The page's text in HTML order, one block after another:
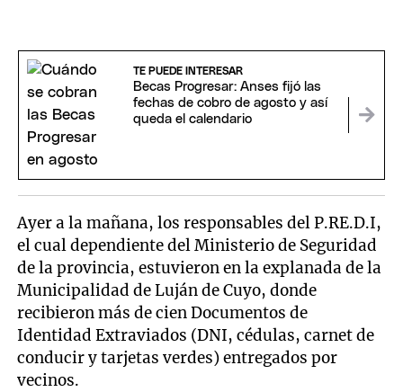
TE PUEDE INTERESAR
Becas Progresar: Anses fijó las
fechas de cobro de agosto y así
queda el calendario
Ayer a la mañana, los responsables del P.RE.D.I,
el cual dependiente del Ministerio de Seguridad
de la provincia, estuvieron en la explanada de la
Municipalidad de Luján de Cuyo, donde
recibieron más de cien Documentos de
Identidad Extraviados (DNI, cédulas, carnet de
conducir y tarjetas verdes) entregados por
vecinos.